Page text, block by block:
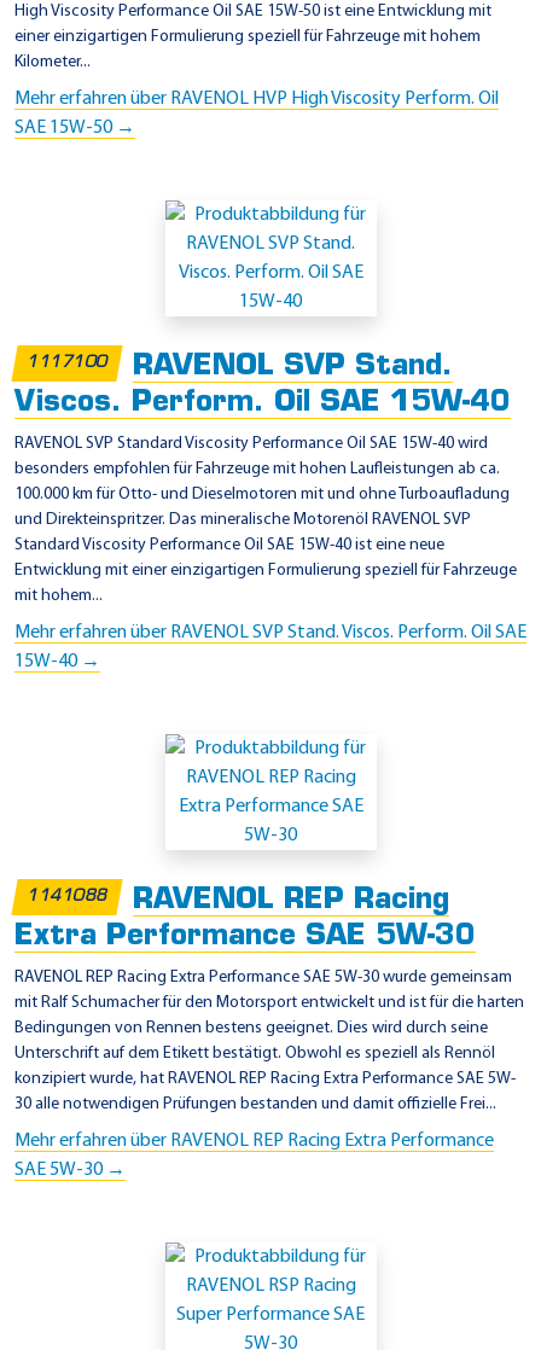
ö
l
P
r
High Viscosity Performance Oil SAE 15W-50 ist eine Entwicklung mit
einer einzigartigen Formulierung speziell für Fahrzeuge mit hohem
Kilometer...
Mehr erfahren über RAVENOL HVP High Viscosity Perform. Oil
SAE 15W-50 →
1117100
RAVENOL SVP Stand.
Viscos. Perform. Oil SAE 15W-40
RAVENOL SVP Standard Viscosity Performance Oil SAE 15W-40 wird
besonders empfohlen für Fahrzeuge mit hohen Laufleistungen ab ca.
100.000 km für Otto- und Dieselmotoren mit und ohne Turboaufladung
und Direkteinspritzer. Das mineralische Motorenöl RAVENOL SVP
Standard Viscosity Performance Oil SAE 15W-40 ist eine neue
Entwicklung mit einer einzigartigen Formulierung speziell für Fahrzeuge
mit hohem...
Mehr erfahren über RAVENOL SVP Stand. Viscos. Perform. Oil SAE
15W-40 →
1141088
RAVENOL REP Racing
Extra Performance SAE 5W-30
RAVENOL REP Racing Extra Performance SAE 5W-30 wurde gemeinsam
mit Ralf Schumacher für den Motorsport entwickelt und ist für die harten
Bedingungen von Rennen bestens geeignet. Dies wird durch seine
Unterschrift auf dem Etikett bestätigt. Obwohl es speziell als Rennöl
konzipiert wurde, hat RAVENOL REP Racing Extra Performance SAE 5W-
30 alle notwendigen Prüfungen bestanden und damit offizielle Frei...
Mehr erfahren über RAVENOL REP Racing Extra Performance
SAE 5W-30 →